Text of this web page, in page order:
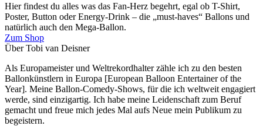
Hier findest du alles was das Fan-Herz begehrt, egal ob T-Shirt,
Poster, Button oder Energy-Drink – die „must-haves“ Ballons und
natürlich auch den Mega-Ballon.
Zum Shop
Über Tobi van Deisner
Als Europameister und Weltrekordhalter zähle ich zu den besten
Ballonkünstlern in Europa [European Balloon Entertainer of the
Year]. Meine Ballon-Comedy-Shows, für die ich weltweit engagiert
werde, sind einzigartig. Ich habe meine Leidenschaft zum Beruf
gemacht und freue mich jedes Mal aufs Neue mein Publikum zu
begeistern.